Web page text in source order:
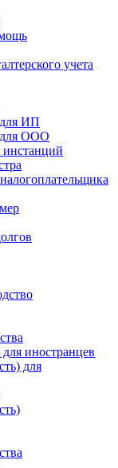
учета
для ИП
для ООО
инстанций
иностранцев
для